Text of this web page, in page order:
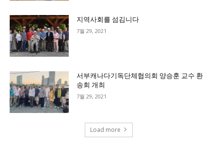
지역사회를 섬김니다
7월 29, 2021
서부캐나다기독단체협의회 양승훈 교수 환
송회 개최
7월 29, 2021
Load more